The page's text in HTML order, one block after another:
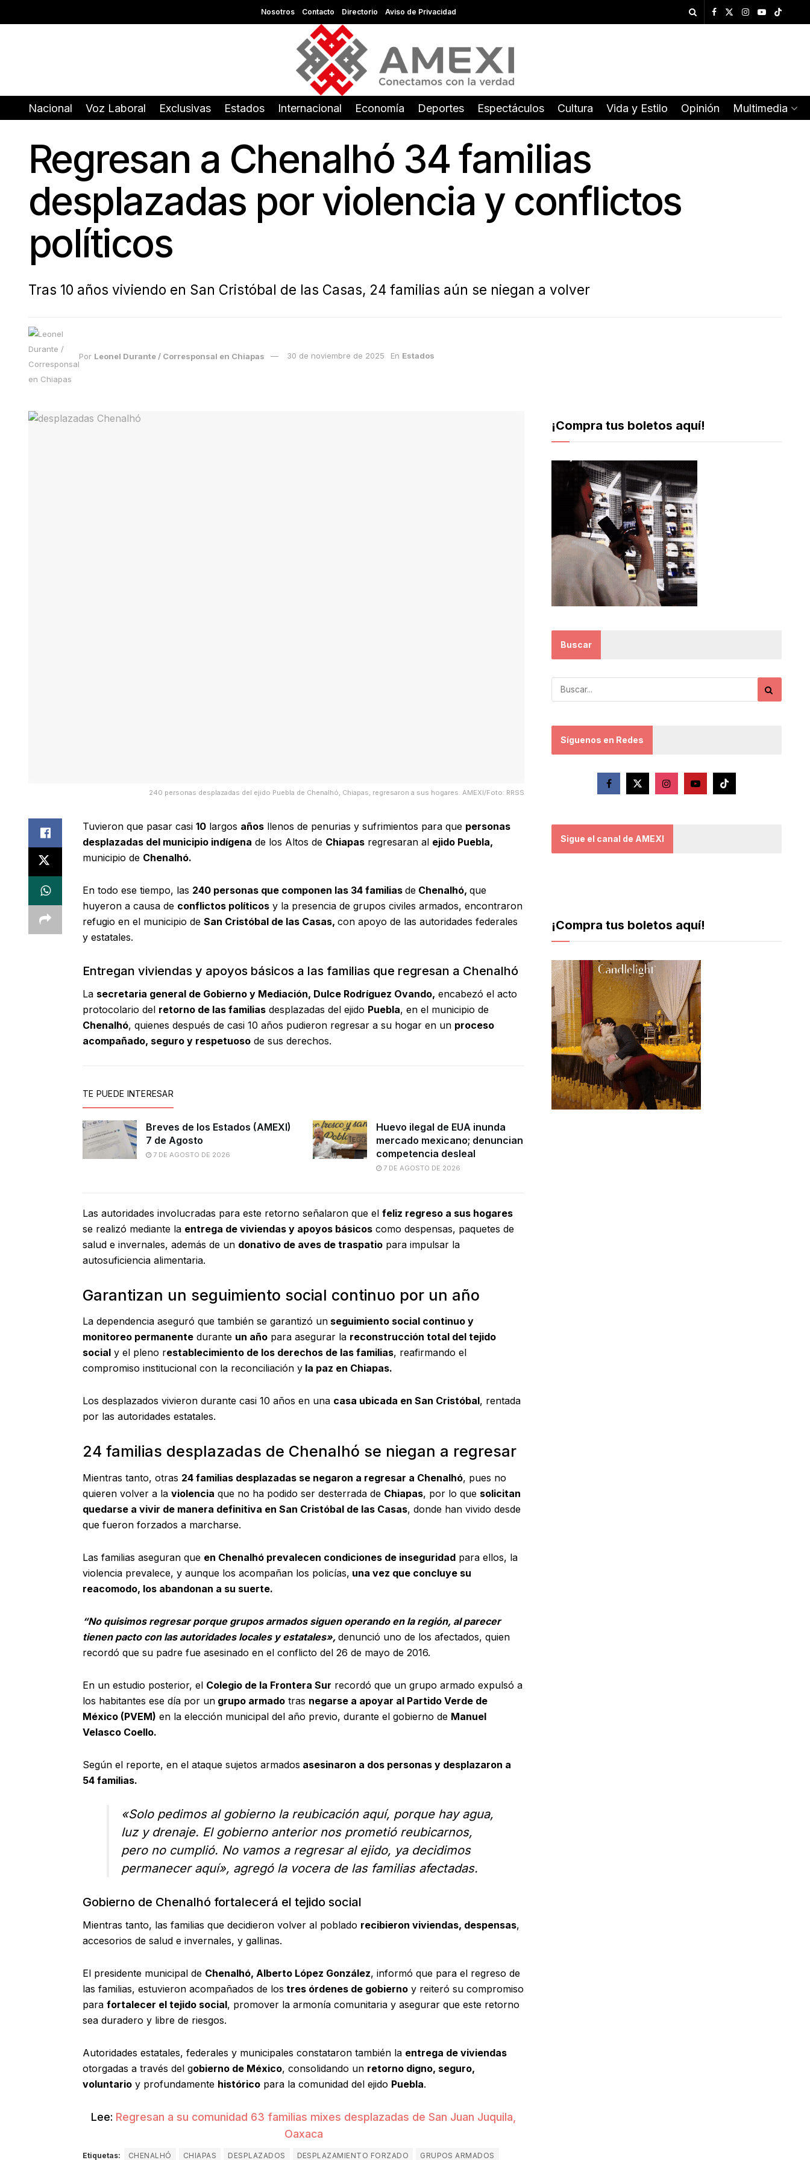
Nosotros Contacto Directorio Aviso de Privacidad
Nacional Voz Laboral Exclusivas Estados Internacional Economía Deportes Espectáculos Cultura Vida y Estilo Opinión Multimedia
Regresan a Chenalhó 34 familias
desplazadas por violencia y conflictos
políticos
Tras 10 años viviendo en San Cristóbal de las Casas, 24 familias aún se niegan a volver
Por Leonel Durante / Corresponsal en Chiapas 30 de noviembre de 2025 En Estados
240 personas desplazadas del ejido Puebla de Chenalhó, Chiapas, regresaron a sus hogares. AMEXI/Foto: RRSS
Tuvieron que pasar casi 10 largos años llenos de penurias y sufrimientos para que personas
desplazadas del municipio indígena de los Altos de Chiapas regresaran al ejido Puebla,
municipio de Chenalhó.
En todo ese tiempo, las 240 personas que componen las 34 familias de Chenalhó, que
huyeron a causa de conflictos políticos y la presencia de grupos civiles armados, encontraron
refugio en el municipio de San Cristóbal de las Casas, con apoyo de las autoridades federales
y estatales.
Entregan viviendas y apoyos básicos a las familias que regresan a Chenalhó
La secretaria general de Gobierno y Mediación, Dulce Rodríguez Ovando, encabezó el acto
protocolario del retorno de las familias desplazadas del ejido Puebla, en el municipio de
Chenalhó, quienes después de casi 10 años pudieron regresar a su hogar en un proceso
acompañado, seguro y respetuoso de sus derechos.
TE PUEDE INTERESAR
Breves de los Estados (AMEXI)
7 de Agosto
7 DE AGOSTO DE 2026
Huevo ilegal de EUA inunda
mercado mexicano; denuncian
competencia desleal
7 DE AGOSTO DE 2026
Las autoridades involucradas para este retorno señalaron que el feliz regreso a sus hogares
se realizó mediante la entrega de viviendas y apoyos básicos como despensas, paquetes de
salud e invernales, además de un donativo de aves de traspatio para impulsar la
autosuficiencia alimentaria.
Garantizan un seguimiento social continuo por un año
La dependencia aseguró que también se garantizó un seguimiento social continuo y
monitoreo permanente durante un año para asegurar la reconstrucción total del tejido
social y el pleno restablecimiento de los derechos de las familias, reafirmando el
compromiso institucional con la reconciliación y la paz en Chiapas.
Los desplazados vivieron durante casi 10 años en una casa ubicada en San Cristóbal, rentada
por las autoridades estatales.
24 familias desplazadas de Chenalhó se niegan a regresar
Mientras tanto, otras 24 familias desplazadas se negaron a regresar a Chenalhó, pues no
quieren volver a la violencia que no ha podido ser desterrada de Chiapas, por lo que solicitan
quedarse a vivir de manera definitiva en San Cristóbal de las Casas, donde han vivido desde
que fueron forzados a marcharse.
Las familias aseguran que en Chenalhó prevalecen condiciones de inseguridad para ellos, la
violencia prevalece, y aunque los acompañan los policías, una vez que concluye su
reacomodo, los abandonan a su suerte.
“No quisimos regresar porque grupos armados siguen operando en la región, al parecer
tienen pacto con las autoridades locales y estatales», denunció uno de los afectados, quien
recordó que su padre fue asesinado en el conflicto del 26 de mayo de 2016.
En un estudio posterior, el Colegio de la Frontera Sur recordó que un grupo armado expulsó a
los habitantes ese día por un grupo armado tras negarse a apoyar al Partido Verde de
México (PVEM) en la elección municipal del año previo, durante el gobierno de Manuel
Velasco Coello.
Según el reporte, en el ataque sujetos armados asesinaron a dos personas y desplazaron a
54 familias.
«Solo pedimos al gobierno la reubicación aquí, porque hay agua,
luz y drenaje. El gobierno anterior nos prometió reubicarnos,
pero no cumplió. No vamos a regresar al ejido, ya decidimos
permanecer aquí», agregó la vocera de las familias afectadas.
Gobierno de Chenalhó fortalecerá el tejido social
Mientras tanto, las familias que decidieron volver al poblado recibieron viviendas, despensas,
accesorios de salud e invernales, y gallinas.
El presidente municipal de Chenalhó, Alberto López González, informó que para el regreso de
las familias, estuvieron acompañados de los tres órdenes de gobierno y reiteró su compromiso
para fortalecer el tejido social, promover la armonía comunitaria y asegurar que este retorno
sea duradero y libre de riesgos.
Autoridades estatales, federales y municipales constataron también la entrega de viviendas
otorgadas a través del gobierno de México, consolidando un retorno digno, seguro,
voluntario y profundamente histórico para la comunidad del ejido Puebla.
Lee: Regresan a su comunidad 63 familias mixes desplazadas de San Juan Juquila,
Oaxaca
Etiquetas: CHENALHÓ CHIAPAS DESPLAZADOS DESPLAZAMIENTO FORZADO GRUPOS ARMADOS
¡Compra tus boletos aquí!
Buscar
Síguenos en Redes
Sigue el canal de AMEXI
¡Compra tus boletos aquí!